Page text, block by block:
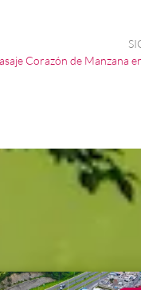
Corazón de Manzana